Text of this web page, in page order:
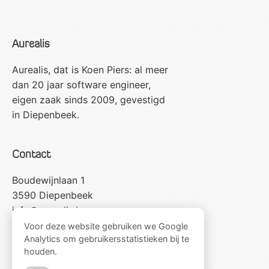
Aurealis
Aurealis, dat is Koen Piers: al meer
dan 20 jaar software engineer,
eigen zaak sinds 2009, gevestigd
in Diepenbeek.
Contact
Boudewijnlaan 1
3590 Diepenbeek
info@aurealis.be
+32 486 666 543
Voor deze website gebruiken we Google
Analytics om gebruikersstatistieken bij te
houden.